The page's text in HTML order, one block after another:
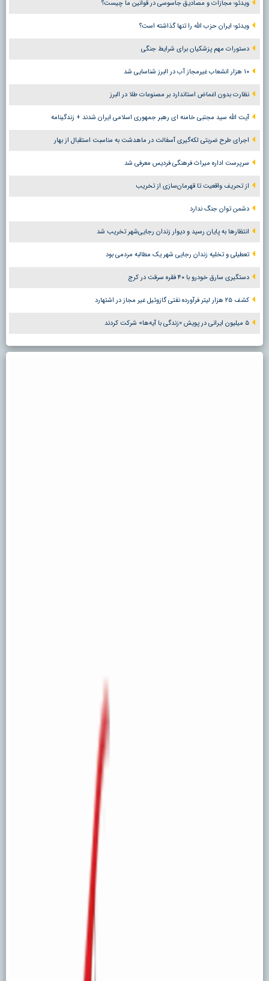
ویدئو؛ مجازات و مصادیق جاسوسی در قوانین ما چیست؟
ویدئو؛ ایران حزب الله را تنها گذاشته است؟
دستورات مهم پزشکیان برای شرایط جنگی
۱۰ هزار انشعاب غیرمجاز آب در البرز شناسایی شد
نظارت بدون اغماض استاندارد بر مصنوعات طلا در البرز
آیت الله سید مجتبی خامنه ای رهبر جمهوری اسلامی ایران شدند + زندگینامه
اجرای طرح ضربتی لکه‌گیری آسفالت در ماهدشت به مناسبت استقبال از بهار
سرپرست اداره میراث فرهنگی فردیس معرفی شد
از تحریف واقعیت تا قهرمان‌سازی از تخریب
دشمن توان جنگ ندارد
انتظارها به پایان رسید و دیوار زندان رجایی‌شهر تخریب شد
تعطیلی و تخلیه زندان رجایی شهر یک مطالبه مردمی بود
دستگیری سارق خودرو با ۴۰ فقره سرقت در کرج
کشف ۲۵ هزار لیتر فرآورده نفتی گازوئیل غیر مجاز در اشتهارد
۵ میلیون ایرانی در پویش «زندگی با آیه‌ها» شرکت کردند